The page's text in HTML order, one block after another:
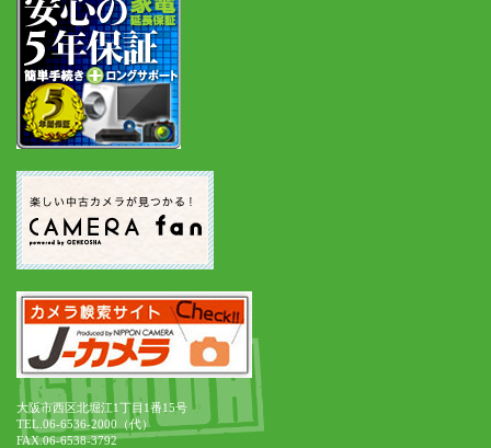
大阪市西区北堀江1丁目1番15号
TEL.06-6536-2000（代）
FAX.06-6538-3792